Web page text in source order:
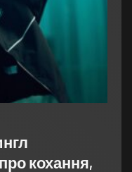
кохання,